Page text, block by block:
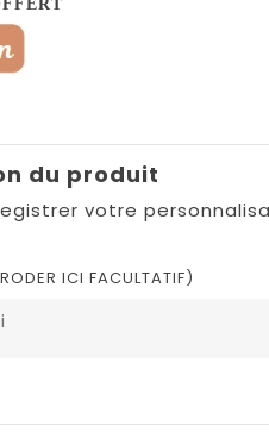
du produit
votre
ICI FACULTATIF)